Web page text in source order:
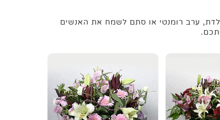
ערב רומנטי או סתם לשמח את האנשים